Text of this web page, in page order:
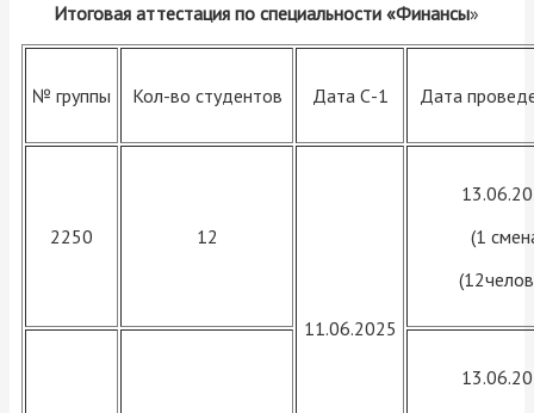
Итоговая аттестация по специальности «Финансы»
№ группы Кол-во студентов Дата С-1 Дата
2250 12
11.06.2025
(1